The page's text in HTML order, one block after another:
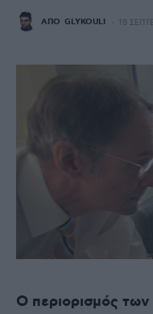
ΑΠΌ GLYKOULI 19
Ο περιορισμός